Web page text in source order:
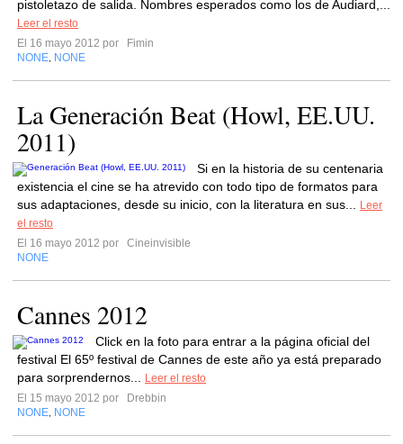
pistoletazo de salida. Nombres esperados como los de Audiard,...
Leer el resto
El 16 mayo 2012 por
Fimin
NONE NONE
La Generación Beat (Howl, EE.UU.
2011)
Si en la historia de su centenaria
existencia el cine se ha atrevido con todo tipo de formatos para
sus adaptaciones, desde su inicio, con la literatura en sus...
Leer
el resto
El 16 mayo 2012 por
Cineinvisible
NONE
Cannes 2012
Click en la foto para entrar a la página oficial del
festival El 65º festival de Cannes de este año ya está preparado
para sorprendernos...
Leer el resto
El 15 mayo 2012 por
Drebbin
NONE NONE